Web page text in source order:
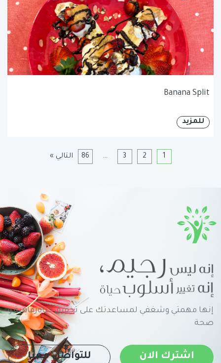
Banana Split
للمزيد
1
2
3
…
86 التالي »
إنها مهمتي وشغفي لمساعدتك على تحقيق حياةرفاهية و
صحة
اشترك الان للتواصل معنا